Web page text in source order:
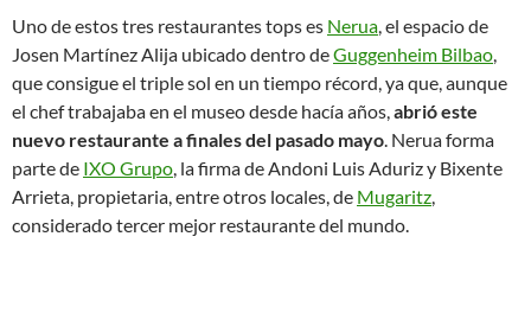
Uno de estos tres restaurantes tops es Nerua, el espacio de
Josen Martínez Alija ubicado dentro deGuggenheim Bilbao,
que consigue el triple sol en un tiempo récord, ya que, aunque
el chef trabajaba en el museo desde hacía años,abrió este
nuevo restaurante a finales del pasado mayo. Nerua forma
parte de IXO Grupo, la firma de Andoni Luis Aduriz y Bixente
Arrieta, propietaria, entre otros locales, de Mugaritz,
considerado tercer mejor restaurante del mundo.